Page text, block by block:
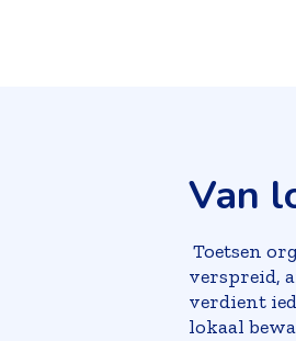
Van
Toetsen
verspreid,
verdient
lokaal